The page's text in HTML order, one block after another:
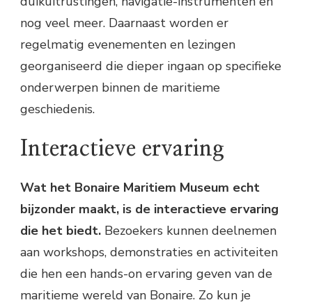
nog veel meer. Daarnaast worden er
regelmatig evenementen en lezingen
georganiseerd die dieper ingaan op specifieke
onderwerpen binnen de maritieme
geschiedenis.
Interactieve ervaring
Wat het Bonaire Maritiem Museum echt
bijzonder maakt, is de interactieve ervaring
die het biedt. Bezoekers kunnen deelnemen
aan workshops, demonstraties en activiteiten
die hen een hands-on ervaring geven van de
maritieme wereld van Bonaire. Zo kun je